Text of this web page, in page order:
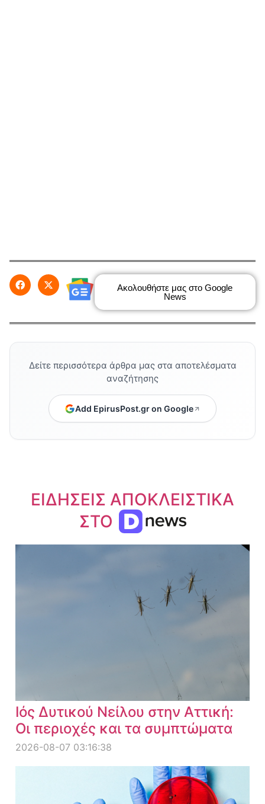
Ακολουθήστε μας στο Google
News
Δείτε περισσότερα άρθρα μας στα αποτελέσματα
αναζήτησης
Add EpirusPost.gr on Google
ΕΙΔΗΣΕΙΣ ΑΠΟΚΛΕΙΣΤΙΚΑ
ΣΤΟ
Ιός Δυτικού Νείλου στην Αττική:
Οι περιοχές και τα συμπτώματα
2026-08-07 03:16:38